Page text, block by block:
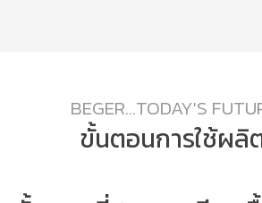
BEGER...TODAY'S
ขั้นตอนการใช้ผ